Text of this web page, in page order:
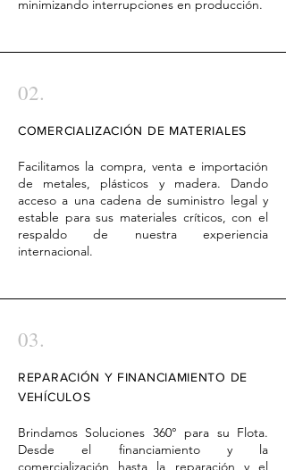
minimizando interrupciones en producción.
02.
COMERCIALIZACIÓN DE MATERIALES
Facilitamos la compra, venta e importación
de metales, plásticos y madera. Dando
acceso a una cadena de suministro legal y
estable para sus materiales críticos, con el
respaldo de nuestra experiencia
internacional.
03.
REPARACIÓN Y FINANCIAMIENTO DE
VEHÍCULOS
Brindamos Soluciones 360° para su Flota.
Desde el financiamiento y la
comercialización hasta la reparación y el